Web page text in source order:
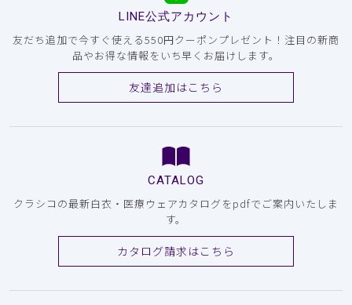
LINE公式アカウント
友だち追加で今すぐ使える550円クーポンプレゼント！注目の新商
品やお得な情報をいち早くお届けします。
友達追加はこちら
CATALOG
クラシコの最新白衣・医療ウェアカタログをpdfでご案内いたしま
す。
カタログ請求はこちら